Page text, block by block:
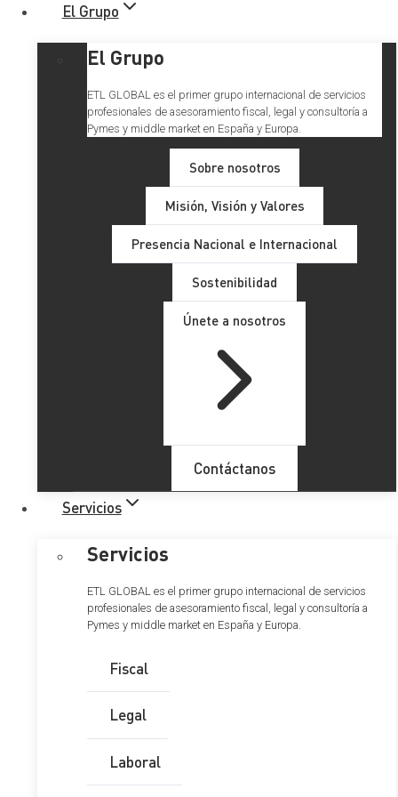
El Grupo
El Grupo
ETL GLOBAL es el primer grupo internacional de servicios
profesionales de asesoramiento fiscal, legal y consultoría a
Pymes y middle market en España y Europa.
Sobre nosotros
Misión, Visión y Valores
Presencia Nacional e Internacional
Sostenibilidad
Únete a nosotros
Contáctanos
Servicios
Servicios
ETL GLOBAL es el primer grupo internacional de servicios
profesionales de asesoramiento fiscal, legal y consultoría a
Pymes y middle market en España y Europa.
Fiscal
Legal
Laboral
El RGPD se consolida como
norma referente de
protección de datos en su
quinto año de vida
El éxito del RGPD
Autocrítica: aspectos a tener en cuenta.
Habiéndose cumplido en el mes de mayo de año en curso,
de Protección de Datos (RGPD)
repasar cuáles han sido los motivos del éxito de su
aplicación, así como formular conclusiones de su
implantación en el marco europeo de protección de datos.
Sin embargo, como sucede con toda normativa, también